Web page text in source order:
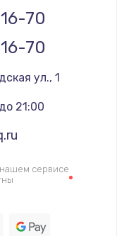
70
70
ул., 1
21:00
сервисе